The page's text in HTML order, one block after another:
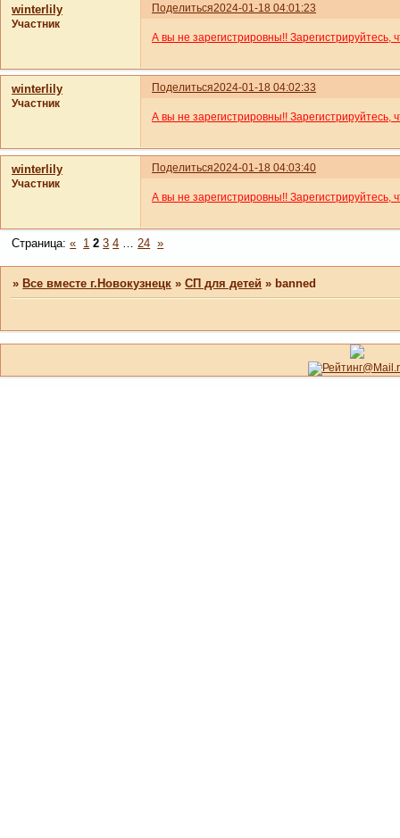
Поделиться2024-01-18 04:01:23
winterlily
Участник
А вы не зарегистрировны!! Зарегистрируйтесь,
Поделиться2024-01-18 04:02:33
winterlily
Участник
А вы не зарегистрировны!! Зарегистрируйтесь,
Поделиться2024-01-18 04:03:40
winterlily
Участник
А вы не зарегистрировны!! Зарегистрируйтесь,
Страница:« 1 2 3 4 24 »
»Все вместе г.Новокузнецк »СП для детей » banned